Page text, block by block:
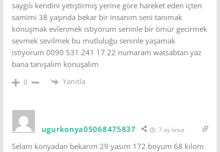
saygılı kendini yetiştirmiş yerine göre hareket eden içten
samimi 38 yaşında bekar bir insanım seni tanımak
konuşmak evlenmek istiyorum seninle bir ömür gecirmek
sevmek sevilmek bu mutluluğu seninle yaşamak
istiyorum 0090 531 241 17 22 numaram watsabtan yaz
bana tanışalım konuşalım
0 Yanıtla
ugurkonya05068475837 7 ay önce
Selam konyadan bekarım 29 yasım 172 boyum 68 kilom